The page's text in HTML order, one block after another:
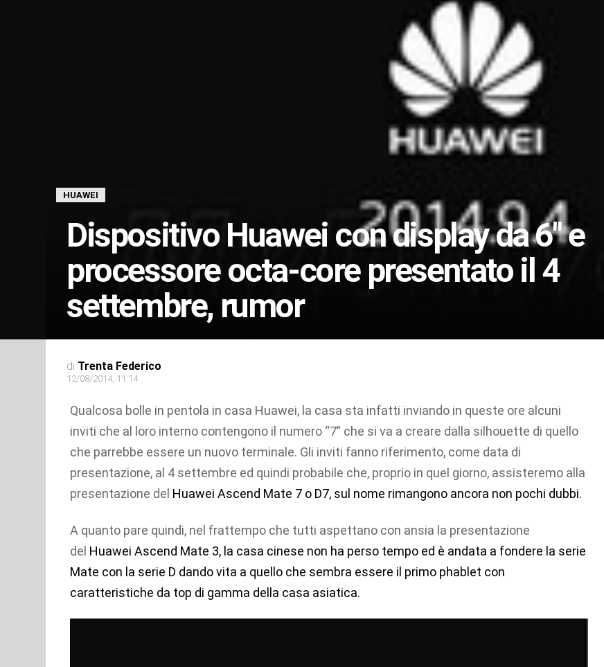
HUAWEI
Dispositivo Huawei con display da 6″ e
processore octa-core presentato il 4
settembre, rumor
di Trenta Federico
12/08/2014, 11:14
Qualcosa bolle in pentola in casa Huawei, la casa sta infatti inviando in queste ore alcuni
inviti che al loro interno contengono il numero “7” che si va a creare dalla silhouette di quello
che parrebbe essere un nuovo terminale. Gli inviti fanno riferimento, come data di
presentazione, al 4 settembre ed quindi probabile che, proprio in quel giorno, assisteremo alla
presentazione del Huawei Ascend Mate 7 o D7, sul nome rimangono ancora non pochi dubbi.
A quanto pare quindi, nel frattempo che tutti aspettano con ansia la presentazione
del Huawei Ascend Mate 3, la casa cinese non ha perso tempo ed è andata a fondere la serie
Mate con la serie D dando vita a quello che sembra essere il primo phablet con
caratteristiche da top di gamma della casa asiatica.